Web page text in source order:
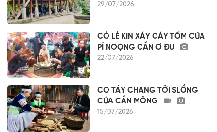
29/07/2026
CỎ LẺ KIN XÁY CÁY TỔM CÚA
PỈ NOỌNG CẦN Ơ ĐU
22/07/2026
CO TÁY CHANG TỞI SLỔNG
CÚA CẦN MÔNG
15/07/2026